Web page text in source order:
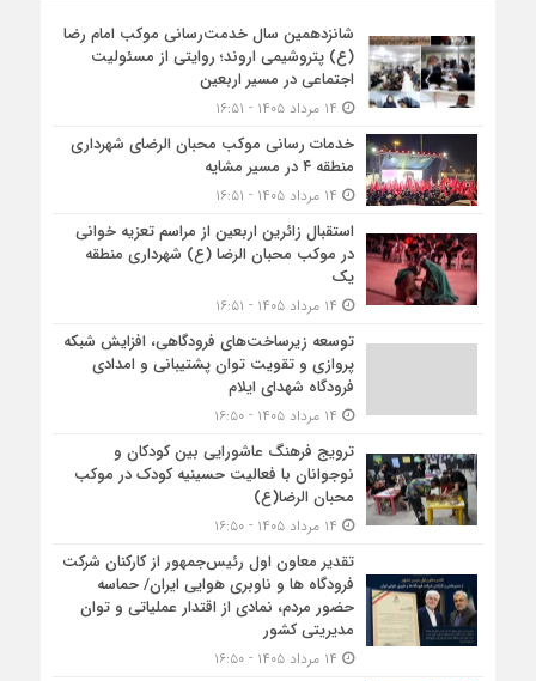
شانزدهمین سال خدمت‌رسانی موکب امام رضا
(ع) پتروشیمی اروند؛ روایتی از مسئولیت
اجتماعی در مسیر اربعین
خدمات رسانی موکب محبان الرضای شهرداری
منطقه ۴ در مسیر مشایه
استقبال زائرین اربعین از مراسم تعزیه خوانی
در موکب محبان الرضا (ع) شهرداری منطقه
یک
توسعه زیرساخت‌های فرودگاهی، افزایش شبکه
پروازی و تقویت توان پشتیبانی و امدادی
فرودگاه شهدای ایلام
ترویج فرهنگ عاشورایی بین کودکان و
نوجوانان با فعالیت حسینیه کودک در موکب
محبان الرضا(ع)
تقدیر معاون اول رئیس‌جمهور از کارکنان شرکت
فرودگاه ها و ناوبری هوایی ایران/ حماسه
حضور مردم، نمادی از اقتدار عملیاتی و توان
مدیریتی کشور